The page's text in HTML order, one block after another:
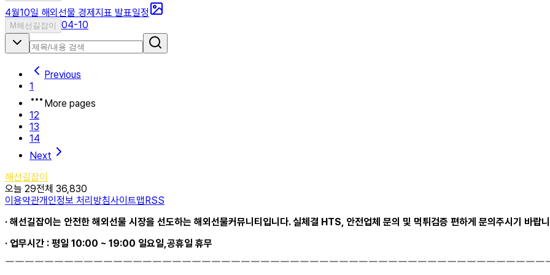
4월10일 해외선물 경제지표 발표일정
M해선길잡이 04-10
Previous
1
More pages
12
13
14
Next
해선길잡이
오늘 29전체 36,830
이용약관개인정보 처리방침사이트맵RSS
· 해선길잡이는 안전한 해외선물 시장을 선도하는 해외선물커뮤니티입니다. 실체결 HTS, 안전업체 문의 및 먹튀검증 편하게 문의주시기 바랍
· 업무시간 : 평일 10:00 ~ 19:00 일요일,공휴일 휴무
￣￣￣￣￣￣￣￣￣￣￣￣￣￣￣￣￣￣￣￣￣￣￣￣￣￣￣￣￣￣￣￣￣￣￣￣￣￣￣￣￣￣￣￣￣￣￣￣￣￣￣￣￣￣￣